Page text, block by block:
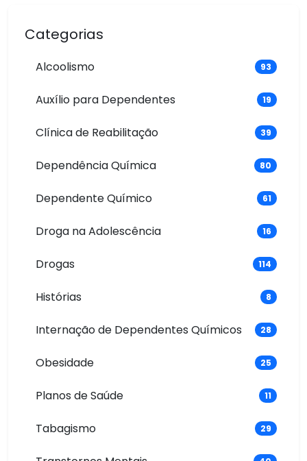
Categorias
Alcoolismo 93
Auxílio para Dependentes 19
Clínica de Reabilitação 39
Dependência Química 80
Dependente Químico 61
Droga na Adolescência 16
Drogas 114
Histórias 8
Internação de Dependentes Químicos 28
Obesidade 25
Planos de Saúde 11
Tabagismo 29